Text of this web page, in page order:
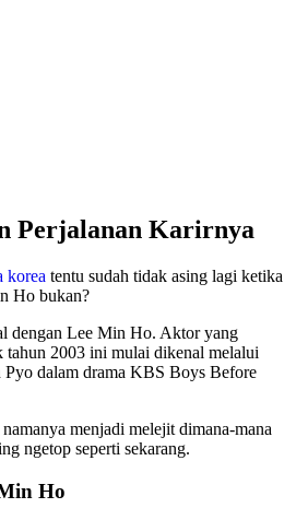
Perjalanan Karirnya
korea tentu sudah tidak asing lagi ketika
Ho bukan?
dengan Lee Min Ho. Aktor yang
tahun 2003 ini mulai dikenal melalui
Pyo dalam drama KBS Boys Before
menjadi melejit dimana-mana
ngetop seperti sekarang.
Ho